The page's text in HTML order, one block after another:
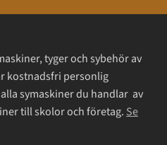
tyger och sybehör av
kostnadsfri personlig
symaskiner du handlar av
till skolor och företag. Se